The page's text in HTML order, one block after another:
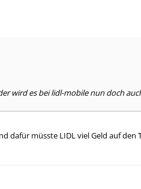
wird es bei lidl-mobile nun doch
müsste LIDL viel Geld auf den